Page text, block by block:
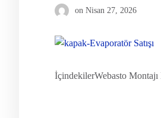
on Nisan 27, 2026
İçindekilerWebasto